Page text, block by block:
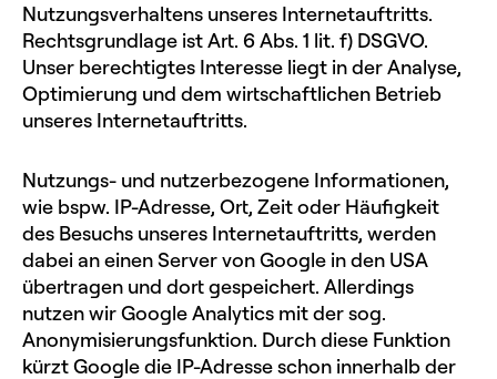
Nutzungsverhaltens unseres Internetauftritts.
Rechtsgrundlage ist Art. 6 Abs. 1 lit. f) DSGVO.
Unser berechtigtes Interesse liegt in der Analyse,
Optimierung und dem wirtschaftlichen Betrieb
unseres Internetauftritts.
Nutzungs- und nutzerbezogene Informationen,
wie bspw. IP-Adresse, Ort, Zeit oder Häufigkeit
des Besuchs unseres Internetauftritts, werden
dabei an einen Server von Google in den USA
übertragen und dort gespeichert. Allerdings
nutzen wir Google Analytics mit der sog.
Anonymisierungsfunktion. Durch diese Funktion
kürzt Google die IP-Adresse schon innerhalb der